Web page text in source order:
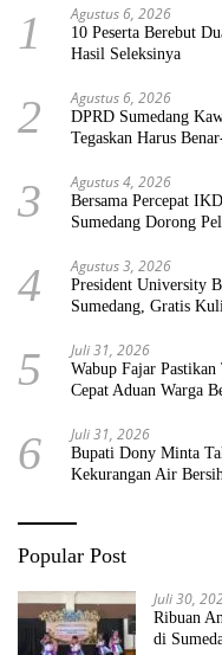
1 Agustus 6, 2026
10 Peserta Berebut
Hasil Seleksinya
2 Agustus 6, 2026
DPRD Sumedang
Tegaskan Harus
3 Agustus 4, 2026
Bersama Percepat
Sumedang Dorong
4 Agustus 3, 2026
President University
Sumedang, Gratis
5 Juli 31, 2026
Wabup Fajar
Cepat Aduan Warga
6 Juli 31, 2026
Bupati Dony Minta
Kekurangan Air
Popular Post
Juli 30,
Ribuan
di